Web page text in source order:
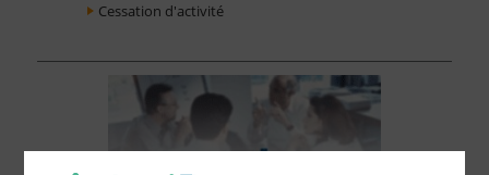
Cessation d'activité